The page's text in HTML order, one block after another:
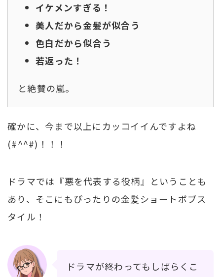
イケメンすぎる！
美人だから金髪が似合う
色白だから似合う
若返った！
と絶賛の嵐。
確かに、今まで以上にカッコイイんですよね
(#^^#)！！！
ドラマでは『悪を代表する役柄』ということも
あり、そこにもぴったりの金髪ショートボブス
タイル！
ドラマが終わってもしばらくこ